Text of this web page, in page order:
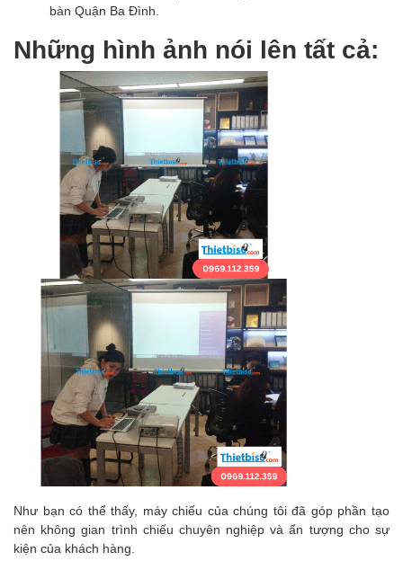
bàn Quận Ba Đình.
Những hình ảnh nói lên tất cả:
Như bạn có thể thấy, máy chiếu của chúng tôi đã góp phần tạo
nên không gian trình chiếu chuyên nghiệp và ấn tượng cho sự
kiện của khách hàng.